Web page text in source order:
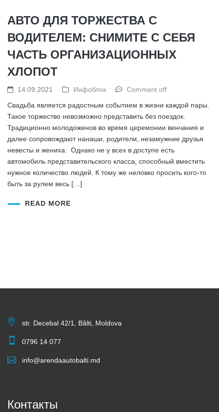
АВТО ДЛЯ ТОРЖЕСТВА С
ВОДИТЕЛЕМ: СНИМИТЕ С СЕБЯ
ЧАСТЬ ОРГАНИЗАЦИОННЫХ
ХЛОПОТ
14.09.2021 Инфоблок
Comment off
Свадьба является радостным событием в жизни каждой пары.
Такое торжество невозможно представить без поездок.
Традиционно молодоженов во время церемонии венчания и
далее сопровождают нанаши, родители, незамужние друзья
невесты и жениха. Однако не у всех в доступе есть
автомобиль представительского класса, способный вместить
нужное количество людей. К тому же неловко просить кого-то
быть за рулем весь […]
READ MORE
str. Decebal 42/1, Bălti, Moldova
0796 14 077
info@arendaautobalti.md
Контакты